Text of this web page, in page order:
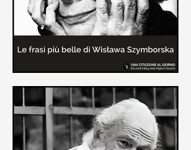
Le frasi più belle delle poesie di
Wisława Szymborska
In questa pagina sono raccolte le
migliori frasi brevi tratte dalle poesie